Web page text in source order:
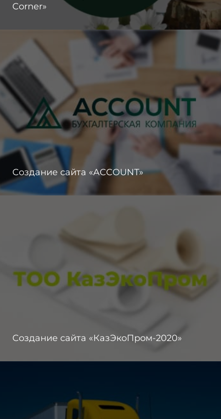
Corner»
Создание сайта «ACCOUNT»
Создание сайта «КазЭкоПром-2020»